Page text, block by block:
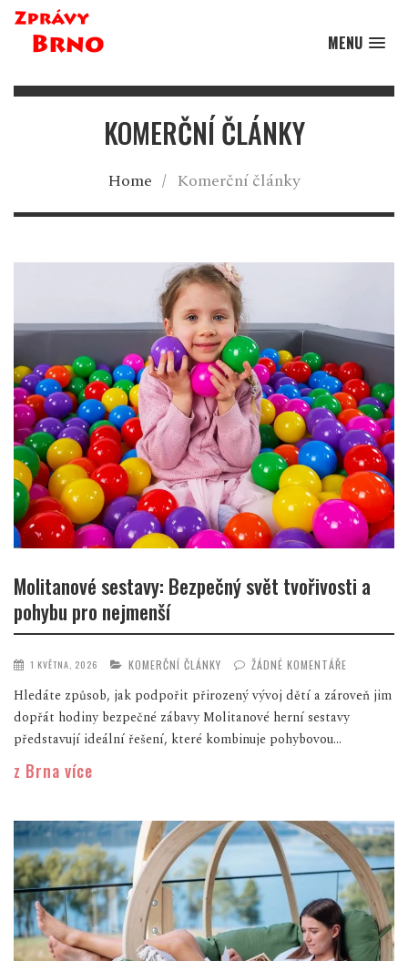
MENU
KOMERČNÍ ČLÁNKY
Home / Komerční články
Molitanové sestavy: Bezpečný svět tvořivosti a
pohybu pro nejmenší
1 KVĚTNA, 2026 KOMERČNÍ ČLÁNKY ŽÁDNÉ KOMENTÁŘE
Hledáte způsob, jak podpořit přirozený vývoj dětí a zároveň jim
dopřát hodiny bezpečné zábavy Molitanové herní sestavy
představují ideální řešení, které kombinuje pohybovou...
z Brna více